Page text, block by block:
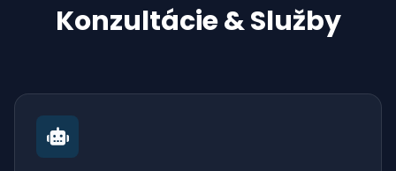
Konzultácie & Služby